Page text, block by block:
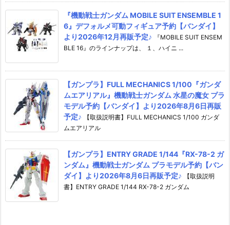
『機動戦士ガンダム MOBILE SUIT ENSEMBLE 1
6』デフォルメ可動フィギュア予約【バンダイ】
より2026年12月再販予定♪
『MOBILE SUIT ENSEM
BLE 16』のラインナップは、 １、ハイニ ...
【ガンプラ】FULL MECHANICS 1/100『ガンダ
ムエアリアル』機動戦士ガンダム 水星の魔女 プラ
モデル予約【バンダイ】より2026年8月6日再販
予定♪
【取扱説明書】FULL MECHANICS 1/100 ガンダ
ムエアリアル
【ガンプラ】ENTRY GRADE 1/144『RX-78-2 ガ
ンダム』機動戦士ガンダム プラモデル予約【バン
ダイ】より2026年8月6日再販予定♪
【取扱説明
書】ENTRY GRADE 1/144 RX-78-2 ガンダム